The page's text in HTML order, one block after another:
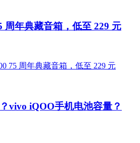
周年典藏音箱，低至 229 元
vivo iQOO手机电池容量？